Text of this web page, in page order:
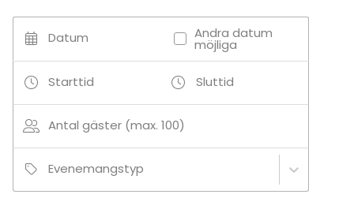
Datum Andra datum
möjliga
Starttid Sluttid
Antal gäster (max. 100)
Evenemangstyp